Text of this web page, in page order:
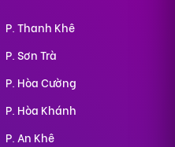
P. Thanh Khê
P. Sơn Trà
P. Hòa Cường
P. Hòa Khánh
P. An Khê